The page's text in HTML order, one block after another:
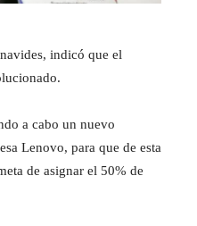
indicó que el
a cabo un nuevo
Lenovo, para que de esta
de asignar el 50% de